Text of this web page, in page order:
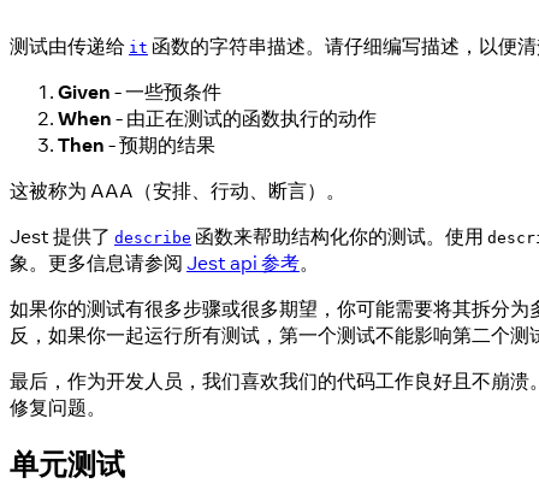
测试由传递给 it 函数的字符串描述。请仔细编写描述，以便
Given - 一些预条件
When - 由正在测试的函数执行的动作
Then - 预期的结果
这被称为 AAA（安排、行动、断言）。
Jest 提供了 describe 函数来帮助结构化你的测试。使用
象。更多信息请参阅 Jest api 参考。
如果你的测试有很多步骤或很多期望，你可能需要将其拆分
反，如果你一起运行所有测试，第一个测试不能影响第二个测
最后，作为开发人员，我们喜欢我们的代码工作良好且不崩
修复问题。
单元测试